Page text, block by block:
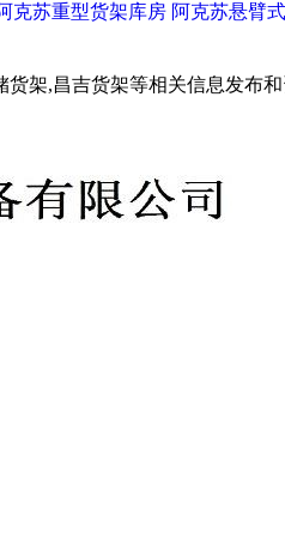
克苏重型货架库房 阿克苏悬臂
货架,昌吉货架等相关信息发布